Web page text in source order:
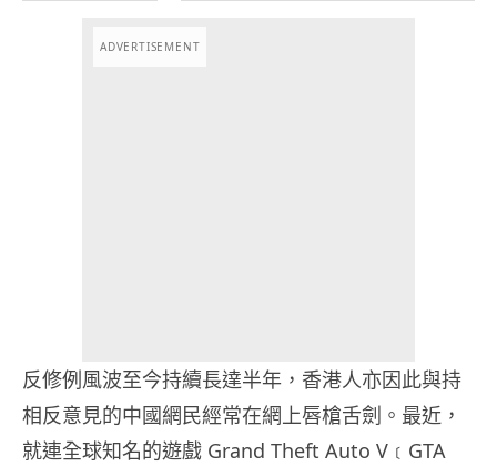
ADVERTISEMENT
反修例風波至今持續長達半年，香港人亦因此與持
相反意見的中國網民經常在網上唇槍舌劍。最近，
就連全球知名的遊戲 Grand Theft Auto V﹝GTA